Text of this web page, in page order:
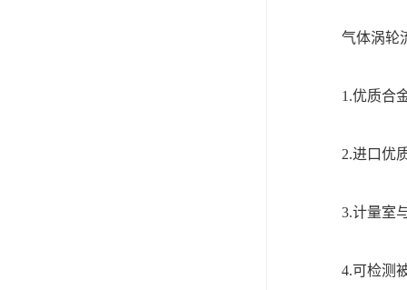
气体涡轮
1.优质合金
2.进口优质
3.计量室与
4.可检测被